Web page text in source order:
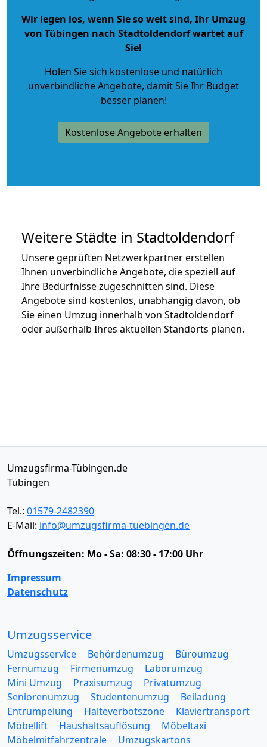
Wir legen los, wenn Sie so weit sind, Ihr Umzug
von Tübingen nach Stadtoldendorf wartet auf
Sie!
Holen Sie sich kostenlose und natürlich
unverbindliche Angebote, damit Sie Ihr Budget
besser planen!
Kostenlose Angebote erhalten
Weitere Städte in Stadtoldendorf
Unsere geprüften Netzwerkpartner erstellen
Ihnen unverbindliche Angebote, die speziell auf
Ihre Bedürfnisse zugeschnitten sind. Diese
Angebote sind kostenlos, unabhängig davon, ob
Sie einen Umzug innerhalb von Stadtoldendorf
oder außerhalb Ihres aktuellen Standorts planen.
Umzugsfirma-Tübingen.de
Tübingen
Tel.: 01579-2482390
E-Mail: info@umzugsfirma-tuebingen.de
Öffnungszeiten: Mo - Sa: 08:30 - 17:00 Uhr
Impressum
Datenschutz
Umzugsservice
Umzugsservice Behördenumzug
Büroumzug
Fernumzug
Firmenumzug
Laborumzug
Mini Umzug
Praxisumzug
Privatumzug
Seniorenumzug
Studentenumzug
Beiladung
Entrümpelung
Halteverbotszone
Klaviertransport
Möbellift
Haushaltsauflösung
Möbeltaxi
Möbelmitfahrzentrale
Umzugskartons